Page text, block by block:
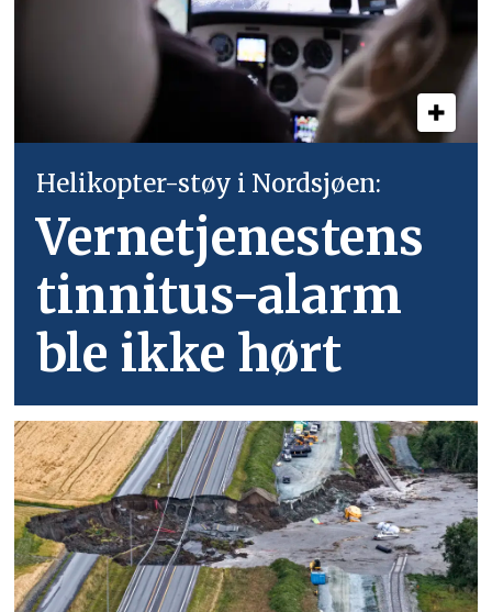
Helikopter-støy i Nordsjøen:
Vernetjenestens
tinnitus-alarm
ble ikke hørt